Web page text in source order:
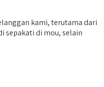
kami, terutama dari
sepakati di mou, selain